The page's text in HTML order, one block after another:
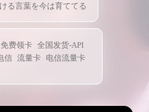
る言葉を今は育ててる
免费领卡 全国发货-API
信 流量卡 电信流量卡